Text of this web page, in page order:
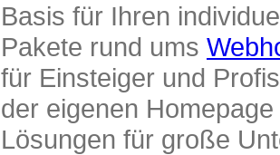
Basis für Ihren
Pakete rund ums
für Einsteiger und
der eigenen
Lösungen für große